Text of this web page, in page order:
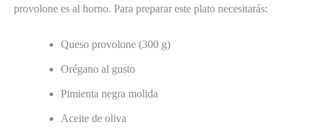
provolone es al horno. Para preparar este plato necesitarás:
Queso provolone (300 g)
Orégano al gusto
Pimienta negra molida
Aceite de oliva